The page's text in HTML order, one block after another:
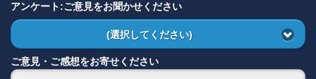
アンケート:ご意見をお聞かせください
(選択してください)
ご意見・ご感想をお寄せください